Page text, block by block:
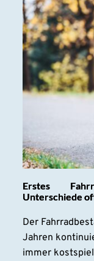
Erstes
Unterschiede
Der
Jahren
immer